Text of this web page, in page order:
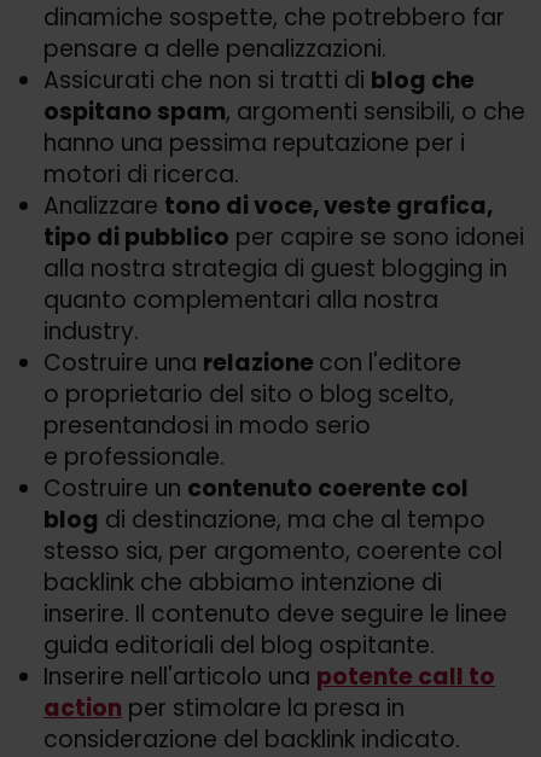
dinamiche sospette, che potrebbero far
pensare a delle penalizzazioni.
Assicurati che non si tratti di blog che
ospitano spam, argomenti sensibili, o che
hanno una pessima reputazione per i
motori di ricerca.
Analizzare tono di voce, veste grafica,
tipo di pubblico per capire se sono idonei
alla nostra strategia di guest blogging in
quanto complementari alla nostra
industry.
Costruire una relazione con l'editore
o proprietario del sito o blog scelto,
presentandosi in modo serio
e professionale.
Costruire un contenuto coerente col
blog di destinazione, ma che al tempo
stesso sia, per argomento, coerente col
backlink che abbiamo intenzione di
inserire. Il contenuto deve seguire le linee
guida editoriali del blog ospitante.
Inserire nell'articolo una potente call to
action per stimolare la presa in
considerazione del backlink indicato.